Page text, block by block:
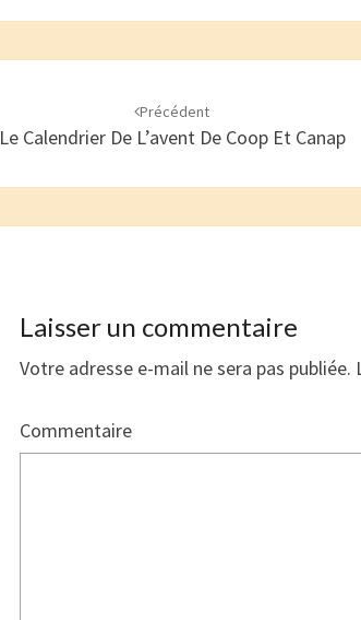
Précédent
Le Calendrier De L’avent De Coop Et Canap
Laisser un commentaire
Votre adresse e-mail ne sera pas publiée.
Commentaire